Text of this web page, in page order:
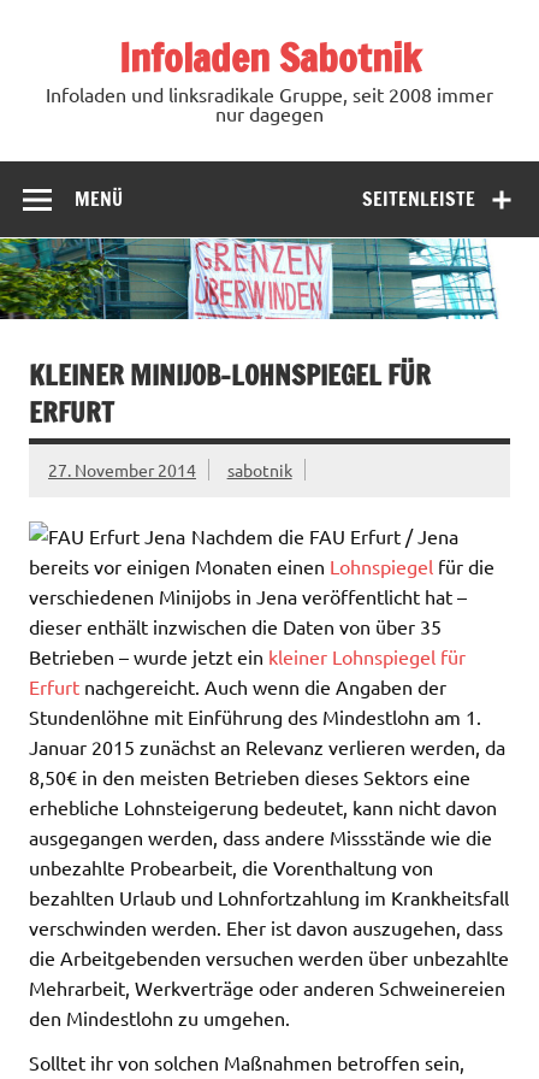
Infoladen Sabotnik
Infoladen und linksradikale Gruppe, seit 2008 immer
nur dagegen
SEITENLEISTE
MENÜ
KLEINER MINIJOB-LOHNSPIEGEL FÜR
ERFURT
27. November 2014 sabotnik
Nachdem die FAU Erfurt / Jena
bereits vor einigen Monaten einen Lohnspiegel für die
verschiedenen Minijobs in Jena veröffentlicht hat –
dieser enthält inzwischen die Daten von über 35
Betrieben – wurde jetzt ein kleiner Lohnspiegel für
Erfurt nachgereicht. Auch wenn die Angaben der
Stundenlöhne mit Einführung des Mindestlohn am 1.
Januar 2015 zunächst an Relevanz verlieren werden, da
8,50€ in den meisten Betrieben dieses Sektors eine
erhebliche Lohnsteigerung bedeutet, kann nicht davon
ausgegangen werden, dass andere Missstände wie die
unbezahlte Probearbeit, die Vorenthaltung von
bezahlten Urlaub und Lohnfortzahlung im Krankheitsfall
verschwinden werden. Eher ist davon auszugehen, dass
die Arbeitgebenden versuchen werden über unbezahlte
Mehrarbeit, Werkverträge oder anderen Schweinereien
den Mindestlohn zu umgehen.
Solltet ihr von solchen Maßnahmen betroffen sein,